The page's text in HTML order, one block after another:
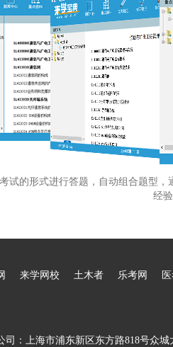
试的形式进行答题，自动组合题型
经
来学网校 土木者 乐考网
司：上海市浦东新区东方路818号众城